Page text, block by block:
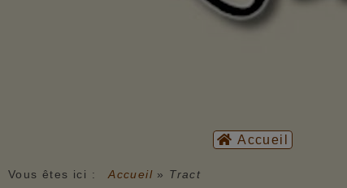
Accueil
Vous êtes ici : Accueil » Tract